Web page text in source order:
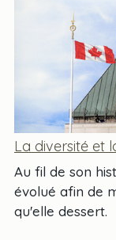
La diversité et
Au fil de son
évolué afin de
qu'elle dessert.